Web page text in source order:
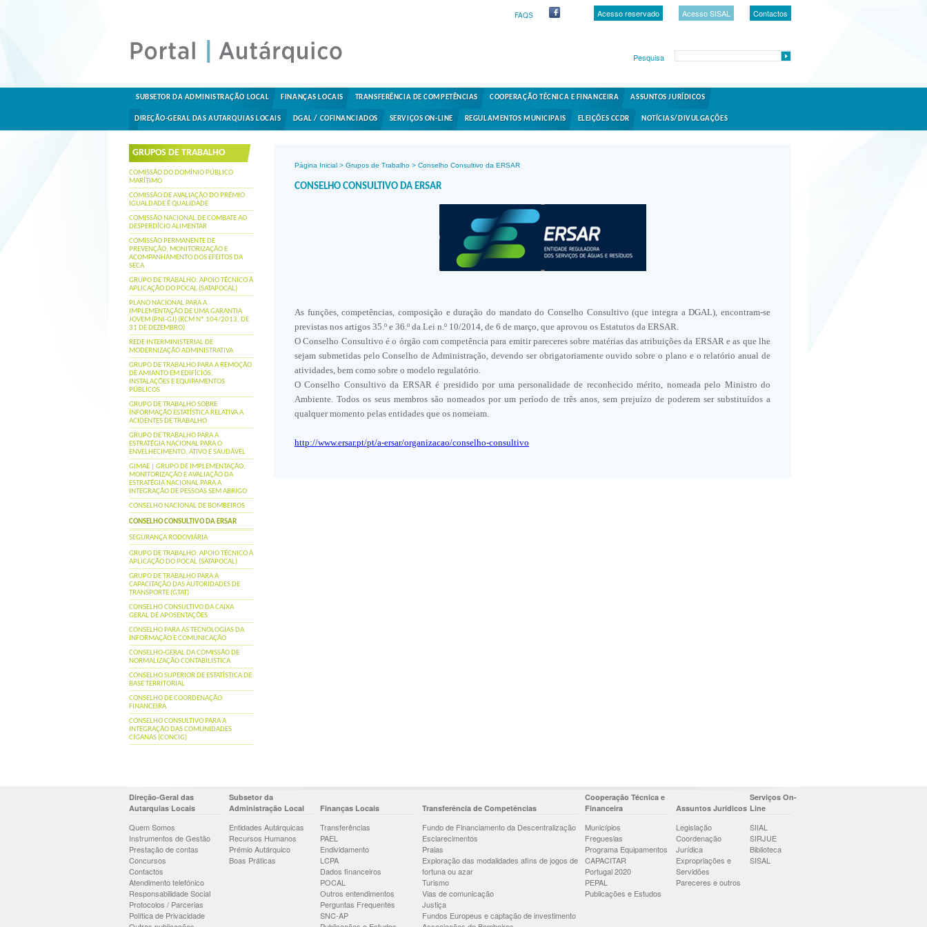
Acesso reservado Acesso SISAL Contactos
FAQS
Pesquisa
SUBSETOR DA ADMINISTRAÇÃO LOCAL FINANÇAS LOCAIS TRANSFERÊNCIA DE COMPETÊNCIAS COOPERAÇÃO TÉCNICA E FINANCEIRA ASSUNTOS JURÍDICOS
DIREÇÃO-GERAL DAS AUTARQUIAS LOCAIS DGAL / COFINANCIADOS SERVIÇOS ON-LINE REGULAMENTOS MUNICIPAIS ELEIÇÕES CCDR NOTÍCIAS/DIVULGAÇÕES
GRUPOS DE TRABALHO
COMISSÃO DO DOMÍNIO PÚBLICO
MARÍTIMO
COMISSÃO DE AVALIAÇÃO DO PRÉMIO
IGUALDADE É QUALIDADE
COMISSÃO NACIONAL DE COMBATE AO
DESPERDÍCIO ALIMENTAR
COMISSÃO PERMANENTE DE
PREVENÇÃO, MONITORIZAÇÃO E
ACOMPANHAMENTO DOS EFEITOS DA
SECA
GRUPO DE TRABALHO: APOIO TÉCNICO À
APLICAÇÃO DO POCAL (SATAPOCAL)
PLANO NACIONAL PARA A
IMPLEMENTAÇÃO DE UMA GARANTIA
JOVEM (PNI-GJ) (RCM Nº 104/2013, DE
31 DE DEZEMBRO)
REDE INTERMINISTERIAL DE
MODERNIZAÇÃO ADMINISTRATIVA
GRUPO DE TRABALHO PARA A REMOÇÃO
DE AMIANTO EM EDIFÍCIOS,
INSTALAÇÕES E EQUIPAMENTOS
PÚBLICOS
GRUPO DE TRABALHO SOBRE
INFORMAÇÃO ESTATÍSTICA RELATIVA A
ACIDENTES DE TRABALHO
GRUPO DE TRABALHO PARA A
ESTRATÉGIA NACIONAL PARA O
ENVELHECIMENTO, ATIVO E SAUDÁVEL
GIMAE | GRUPO DE IMPLEMENTAÇÃO,
MONITORIZAÇÃO E AVALIAÇÃO DA
ESTRATÉGIA NACIONAL PARA A
INTEGRAÇÃO DE PESSOAS SEM ABRIGO
CONSELHO NACIONAL DE BOMBEIROS
CONSELHO CONSULTIVO DA ERSAR
SEGURANÇA RODOVIÁRIA
GRUPO DE TRABALHO: APOIO TÉCNICO À
APLICAÇÃO DO POCAL (SATAPOCAL)
GRUPO DE TRABALHO PARA A
CAPACITAÇÃO DAS AUTORIDADES DE
TRANSPORTE (GTAT)
CONSELHO CONSULTIVO DA CAIXA
GERAL DE APOSENTAÇÕES
CONSELHO PARA AS TECNOLOGIAS DA
INFORMAÇÃO E COMUNICAÇÃO
CONSELHO-GERAL DA COMISSÃO DE
NORMALIZAÇÃO CONTABILISTICA
CONSELHO SUPERIOR DE ESTATÍSTICA DE
BASE TERRITORIAL
CONSELHO DE COORDENAÇÃO
FINANCEIRA
CONSELHO CONSULTIVO PARA A
INTEGRAÇÃO DAS COMUNIDADES
CIGANAS (CONCIG)
Página Inicial > Grupos de Trabalho > Conselho Consultivo da ERSAR
CONSELHO CONSULTIVO DA ERSAR
As funções, competências, composição e duração do mandato do Conselho Consultivo (que integra a DGAL), encontram-se
previstas nos artigos 35.º e 36.º da Lei n.º 10/2014, de 6 de março, que aprovou os Estatutos da ERSAR.
O Conselho Consultivo é o órgão com competência para emitir pareceres sobre matérias das atribuições da ERSAR e as que lhe
sejam submetidas pelo Conselho de Administração, devendo ser obrigatoriamente ouvido sobre o plano e o relatório anual de
atividades, bem como sobre o modelo regulatório.
O Conselho Consultivo da ERSAR é presidido por uma personalidade de reconhecido mérito, nomeada pelo Ministro do
Ambiente. Todos os seus membros são nomeados por um período de três anos, sem prejuízo de poderem ser substituídos a
qualquer momento pelas entidades que os nomeiam.
http://www.ersar.pt/pt/a-ersar/organizacao/conselho-consultivo
Direção-Geral das
Autarquias Locais
Quem Somos
Instrumentos de Gestão
Prestação de contas
Concursos
Contactos
Atendimento telefónico
Responsabilidade Social
Protocolos / Parcerias
Política de Privacidade
Subsetor da
Administração Local
Entidades Autárquicas
Recursos Humanos
Prémio Autárquico
Boas Práticas
Finanças Locais
Transferências
PAEL
Endividamento
LCPA
Dados financeiros
POCAL
Outros entendimentos
Perguntas Frequentes
SNC-AP
Transferência de Competências
Fundo de Financiamento da Descentralização
Esclarecimentos
Praias
Exploração das modalidades afins de jogos de
fortuna ou azar
Turismo
Vias de comunicação
Justiça
Fundos Europeus e captação de investimento
Cooperação Técnica e
Financeira
Municípios
Freguesias
Programa Equipamentos
CAPACITAR
Portugal 2020
PEPAL
Publicações e Estudos
Assuntos Jurídicos
Legislação
Coordenação
Jurídica
Expropriações e
Servidões
Pareceres e outros
Serviços On-
Line
SIIAL
SIRJUE
Biblioteca
SISAL